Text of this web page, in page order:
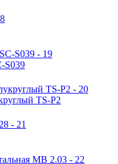
S039
TS-P2